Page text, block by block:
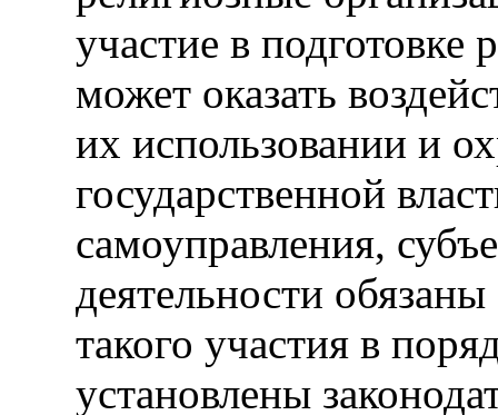
участие в
может оказать
их использовании и
государственной
самоуправления,
деятельности
такого участия в
установлены